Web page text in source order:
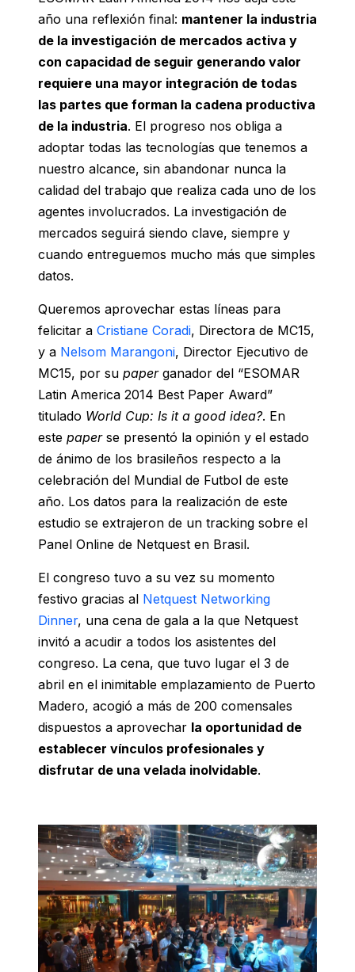
año una reflexión final: mantener la industria
de la investigación de mercados activa y
con capacidad de seguir generando valor
requiere una mayor integración de todas
las partes que forman la cadena productiva
de la industria. El progreso nos obliga a
adoptar todas las tecnologías que tenemos a
nuestro alcance, sin abandonar nunca la
calidad del trabajo que realiza cada uno de los
agentes involucrados. La investigación de
mercados seguirá siendo clave, siempre y
cuando entreguemos mucho más que simples
datos.
Queremos aprovechar estas líneas para
felicitar a Cristiane Coradi, Directora de MC15,
y a Nelsom Marangoni, Director Ejecutivo de
MC15, por su paperganador del “ESOMAR
Latin America 2014 Best Paper Award”
titulado World Cup: Is it a good idea?. En
este paperse presentó la opinión y el estado
de ánimo de los brasileños respecto a la
celebración del Mundial de Futbol de este
año. Los datos para la realización de este
estudio se extrajeron de un tracking sobre el
Panel Online de Netquest en Brasil.
El congreso tuvo a su vez su momento
festivo gracias al Netquest Networking
Dinner, una cena de gala a la que Netquest
invitó a acudir a todos los asistentes del
congreso. La cena, que tuvo lugar el 3 de
abril en el inimitable emplazamiento de Puerto
Madero, acogió a más de 200 comensales
dispuestos a aprovechar la oportunidad de
establecer vínculos profesionales y
disfrutar de una velada inolvidable.